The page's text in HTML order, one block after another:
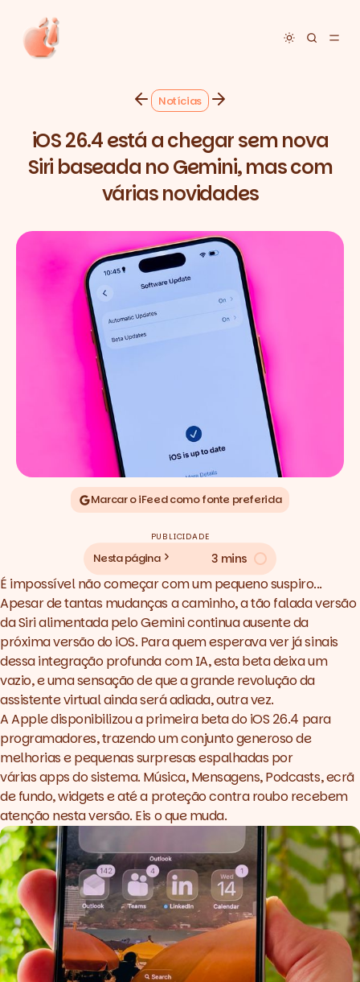
Toggle
Notícias
iOS 26.4 está a chegar sem nova
Siri baseada no Gemini, mas com
várias novidades
Marcar o iFeed como fonte preferida
PUBLICIDADE
Nesta página 3 mins
É impossível não começar com um pequeno suspiro...
Apesar de tantas mudanças a caminho, a tão falada versão
da Siri alimentada pelo Gemini continua ausente da
próxima versão do iOS. Para quem esperava ver já sinais
dessa integração profunda com IA, esta beta deixa um
vazio, e uma sensação de que a grande revolução da
assistente virtual ainda será adiada, outra vez.
A Apple disponibilizou a primeira beta do iOS 26.4 para
programadores, trazendo um conjunto generoso de
melhorias e pequenas surpresas espalhadas por
váriasappsdo sistema. Música, Mensagens, Podcasts, ecrã
de fundo,widgetse até a proteção contra roubo recebem
atenção nesta versão. Eis o que muda.